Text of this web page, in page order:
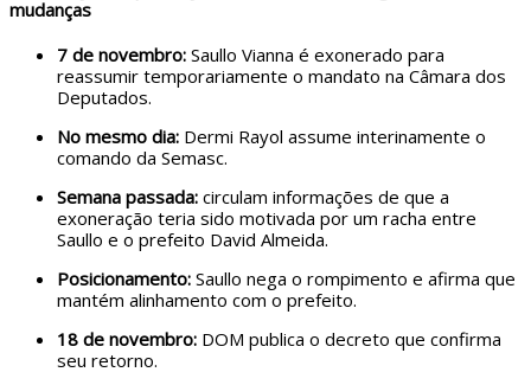
mudanças
7 de novembro: Saullo Vianna é exonerado para
reassumir temporariamente o mandato na Câmara dos
Deputados.
No mesmo dia: Dermi Rayol assume interinamente o
comando da Semasc.
Semana passada: circulam informações de que a
exoneração teria sido motivada por um racha entre
Saullo e o prefeito David Almeida.
Posicionamento: Saullo nega o rompimento e afirma que
mantém alinhamento com o prefeito.
18 de novembro: DOM publica o decreto que confirma
seu retorno.